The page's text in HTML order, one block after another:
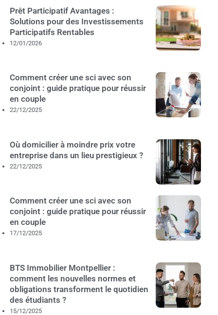
Prêt Participatif Avantages :
Solutions pour des Investissements
Participatifs Rentables
12/01/2026
Comment créer une sci avec son
conjoint : guide pratique pour réussir
en couple
22/12/2025
Où domicilier à moindre prix votre
entreprise dans un lieu prestigieux ?
22/12/2025
Comment créer une sci avec son
conjoint : guide pratique pour réussir
en couple
17/12/2025
BTS Immobilier Montpellier :
comment les nouvelles normes et
obligations transforment le quotidien
des étudiants ?
15/12/2025